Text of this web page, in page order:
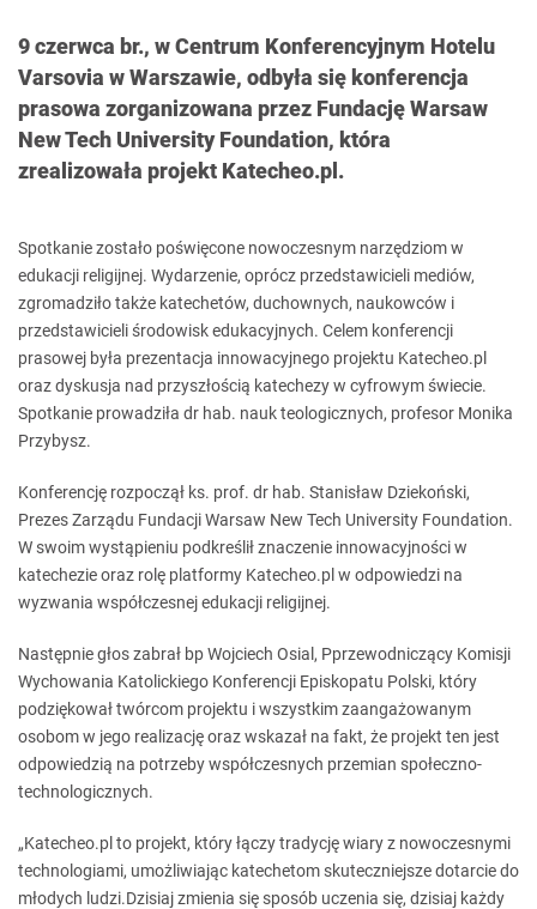
9 czerwca br., w Centrum Konferencyjnym Hotelu
Varsovia w Warszawie, odbyła się konferencja
prasowa zorganizowana przez Fundację Warsaw
New Tech University Foundation, która
zrealizowała projekt Katecheo.pl.
Spotkanie zostało poświęcone nowoczesnym narzędziom w
edukacji religijnej. Wydarzenie, oprócz przedstawicieli mediów,
zgromadziło także katechetów, duchownych, naukowców i
przedstawicieli środowisk edukacyjnych. Celem konferencji
prasowej była prezentacja innowacyjnego projektu Katecheo.pl
oraz dyskusja nad przyszłością katechezy w cyfrowym świecie.
Spotkanie prowadziła dr hab. nauk teologicznych, profesor Monika
Przybysz.
Konferencję rozpoczął ks. prof. dr hab. Stanisław Dziekoński,
Prezes Zarządu Fundacji Warsaw New Tech University Foundation.
W swoim wystąpieniu podkreślił znaczenie innowacyjności w
katechezie oraz rolę platformy Katecheo.pl w odpowiedzi na
wyzwania współczesnej edukacji religijnej.
Następnie głos zabrał bp Wojciech Osial, Pprzewodniczący Komisji
Wychowania Katolickiego Konferencji Episkopatu Polski, który
podziękował twórcom projektu i wszystkim zaangażowanym
osobom w jego realizację oraz wskazał na fakt, że projekt ten jest
odpowiedzią na potrzeby współczesnych przemian społeczno-
technologicznych.
„Katecheo.pl to projekt, który łączy tradycję wiary z nowoczesnymi
technologiami, umożliwiając katechetom skuteczniejsze dotarcie do
młodych ludzi.Dzisiaj zmienia się sposób uczenia się, dzisiaj każdy